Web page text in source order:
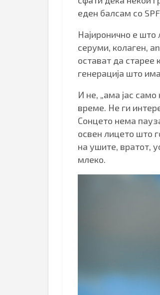
еден балсам со
Најиронично е што
серуми, колаген,
остават да старее
генерација што
И не, „ама јас
време. Не ги
Сонцето нема
освен лицето што
на ушите, вратот,
млеко.